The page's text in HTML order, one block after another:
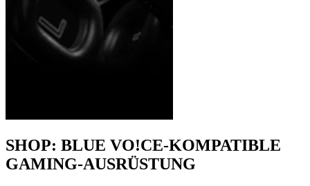
SHOP: BLUE VO!CE-KOMPATIBLE
GAMING-AUSRÜSTUNG